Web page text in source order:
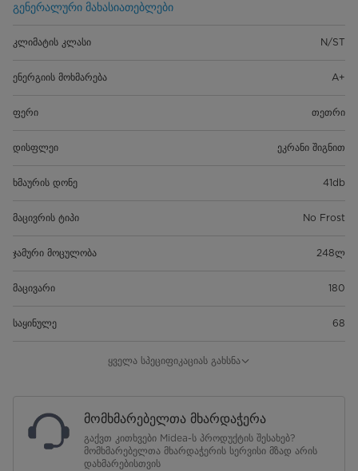
გენერალური მახასიათებლები
კლიმატის კლასი N/ST
ენერგიის მოხმარება A+
ფერი თეთრი
დისფლეი ეკრანი შიგნით
ხმაურის დონე 41db
მაცივრის ტიპი No Frost
ჯამური მოცულობა 248ლ
მაცივარი 180
საყინულე 68
თაროების რაოდენობა
უჯრები მაცივარში
უჯრები საყინულეში
ყველა სპეციფიკაციას გახსნა
მომხმარებელთა მხარდაჭერა
გაქვთ კითხვები Midea-ს პროდუქტის შესახებ?
მომხმარებელთა მხარდაჭერის სერვისი მზად არის
დახმარებისთვის